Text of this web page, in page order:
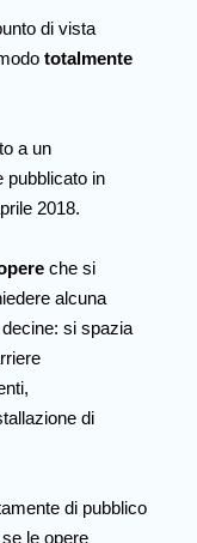
di vista
totalmente
a un
pubblicato in
2018.
che si
alcuna
si spazia
di
di pubblico
le opere